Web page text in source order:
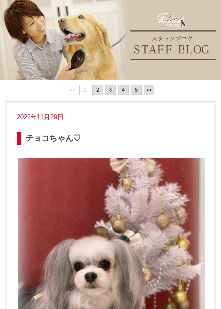
<< 1 2 3 4 5 >>
2022年11月29日
チョコちゃん♡